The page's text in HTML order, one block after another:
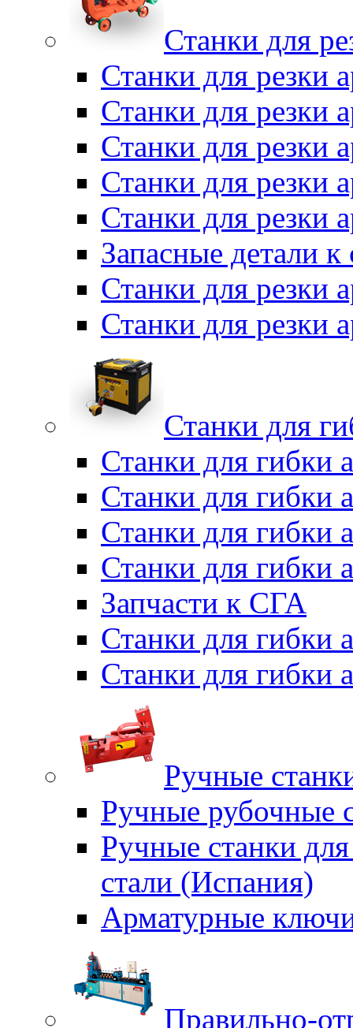
Станки для
Станки для резки
Станки для резки
Станки для резки
Станки для резки
Станки для резки
Запасные детали к
Станки для резки
Станки для резки
Станки для
Станки для гибки
Станки для гибки
Станки для гибки
Станки для гибки
Запчасти к СГА
Станки для гибки
Станки для гибки
Ручные
Ручные рубочные
Ручные станки
стали (Испания)
Арматурные
Правильно-